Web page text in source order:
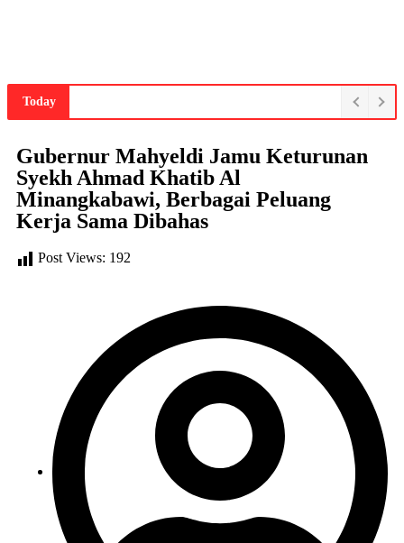
Today
Gubernur Mahyeldi Jamu Keturunan
Syekh Ahmad Khatib Al
Minangkabawi, Berbagai Peluang
Kerja Sama Dibahas
Post Views: 192